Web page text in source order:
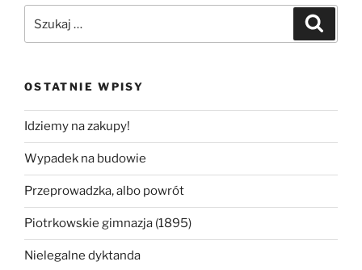
OSTATNIE WPISY
Idziemy na zakupy!
Wypadek na budowie
Przeprowadzka, albo powrót
Piotrkowskie gimnazja (1895)
Nielegalne dyktanda